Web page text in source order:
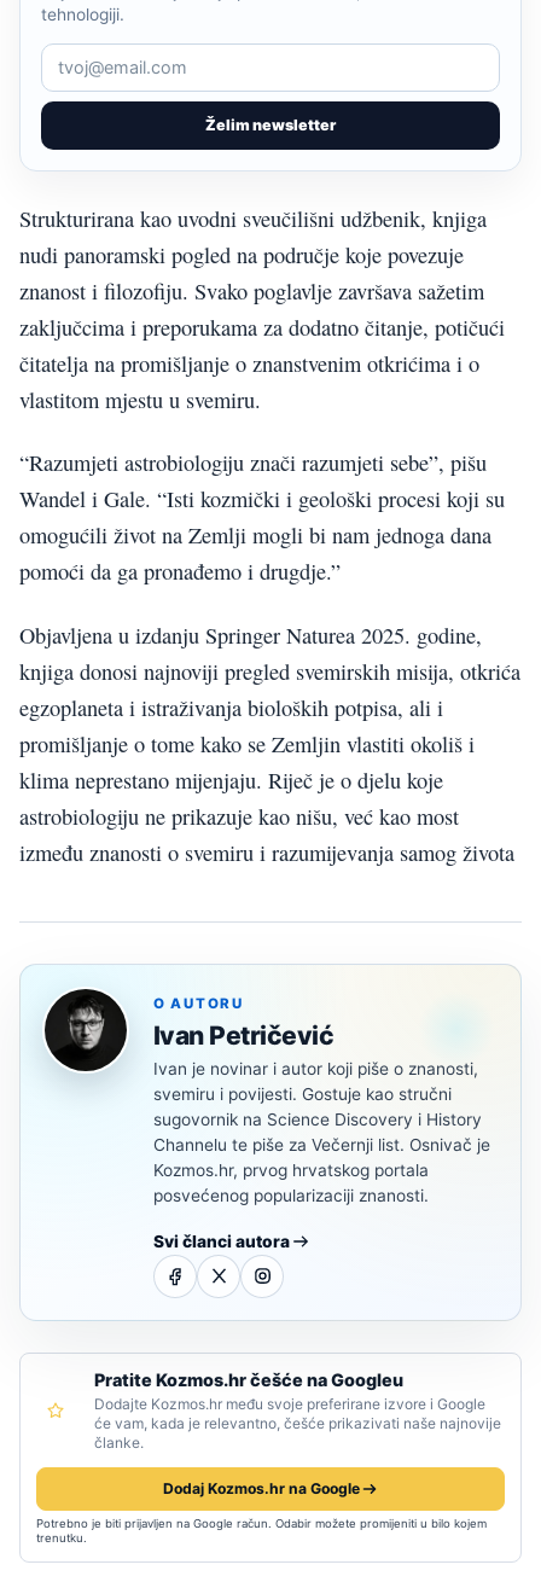
Želim newsletter
tehnologiji.
Strukturirana kao uvodni sveučilišni udžbenik, knjiga
nudi panoramski pogled na područje koje povezuje
znanost i filozofiju. Svako poglavlje završava sažetim
zaključcima i preporukama za dodatno čitanje, potičući
čitatelja na promišljanje o znanstvenim otkrićima i o
vlastitom mjestu u svemiru.
“Razumjeti astrobiologiju znači razumjeti sebe”, pišu
Wandel i Gale. “Isti kozmički i geološki procesi koji su
omogućili život na Zemlji mogli bi nam jednoga dana
pomoći da ga pronađemo i drugdje.”
Objavljena u izdanju Springer Naturea 2025. godine,
knjiga donosi najnoviji pregled svemirskih misija, otkrića
egzoplaneta i istraživanja bioloških potpisa, ali i
promišljanje o tome kako se Zemljin vlastiti okoliš i
klima neprestano mijenjaju. Riječ je o djelu koje
astrobiologiju ne prikazuje kao nišu, već kao most
između znanosti o svemiru i razumijevanja samog života
O AUTORU
Ivan Petričević
Ivan je novinar i autor koji piše o znanosti,
svemiru i povijesti. Gostuje kao stručni
sugovornik na Science Discovery i History
Channelu te piše za Večernji list. Osnivač je
Kozmos.hr, prvog hrvatskog portala
posvećenog popularizaciji znanosti.
Svi članci autora
Pratite Kozmos.hr češće na Googleu
Dodajte Kozmos.hr među svoje preferirane izvore i Google
će vam, kada je relevantno, češće prikazivati naše najnovije
članke.
Dodaj Kozmos.hr na Google
Potrebno je biti prijavljen na Google račun. Odabir možete promijeniti u bilo kojem
trenutku.